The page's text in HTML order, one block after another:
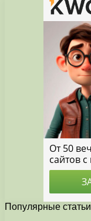
Популярные статьи